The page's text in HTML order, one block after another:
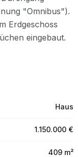
Haus
1.150.000 €
409 m²